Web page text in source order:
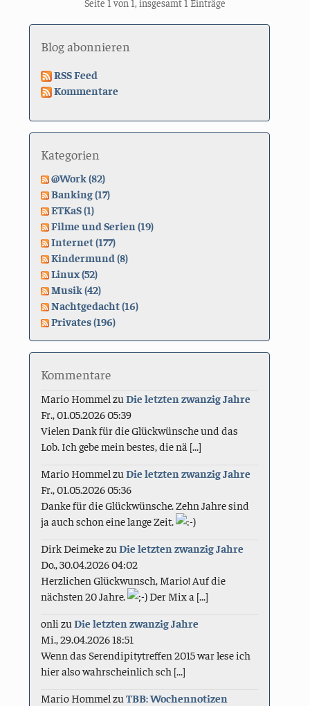
Seite 1 von 1, insgesamt 1 Einträge
Blog abonnieren
RSS Feed
Kommentare
Kategorien
@Work (82)
Banking (17)
ETKaS (1)
Filme und Serien (19)
Internet (177)
Kindermund (8)
Linux (52)
Musik (42)
Nachtgedacht (16)
Privates (196)
Kommentare
Mario Hommel zuDie letzten zwanzig Jahre
Fr., 01.05.2026 05:39
Vielen Dank für die Glückwünsche und das
Lob. Ich gebe mein bestes, die nä [...]
Mario Hommel zuDie letzten zwanzig Jahre
Fr., 01.05.2026 05:36
Danke für die Glückwünsche. Zehn Jahre sind
ja auch schon eine lange Zeit.
Dirk DeimekezuDie letzten zwanzig Jahre
Do., 30.04.2026 04:02
Herzlichen Glückwunsch, Mario! Auf die
nächsten 20 Jahre.
Der Mix a [...]
onli zuDie letzten zwanzig Jahre
Mi., 29.04.2026 18:51
Wenn das Serendipitytreffen 2015 war lese ich
hier also wahrscheinlich sch [...]
Mario Hommel zuTBB: Wochennotizen